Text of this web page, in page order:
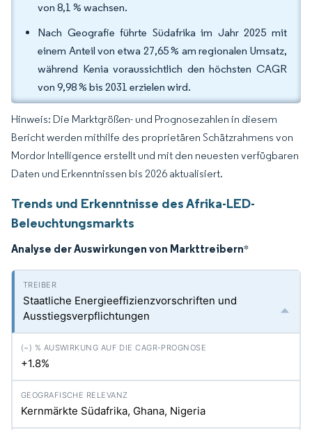
von 8,1 % wachsen.
Nach Geografie führte Südafrika im Jahr 2025 mit
einem Anteil von etwa 27,65 % am regionalen Umsatz,
während Kenia voraussichtlich den höchsten CAGR
von 9,98 % bis 2031 erzielen wird.
Hinweis: Die Marktgrößen- und Prognosezahlen in diesem
Bericht werden mithilfe des proprietären Schätzrahmens von
Mordor Intelligence erstellt und mit den neuesten verfügbaren
Daten und Erkenntnissen bis 2026 aktualisiert.
Trends und Erkenntnisse des Afrika-LED-
Beleuchtungsmarkts
Analyse der Auswirkungen von Markttreibern*
Staatliche Energieeffizienzvorschriften und
Ausstiegsverpflichtungen
+1.8%
Kernmärkte Südafrika, Ghana, Nigeria